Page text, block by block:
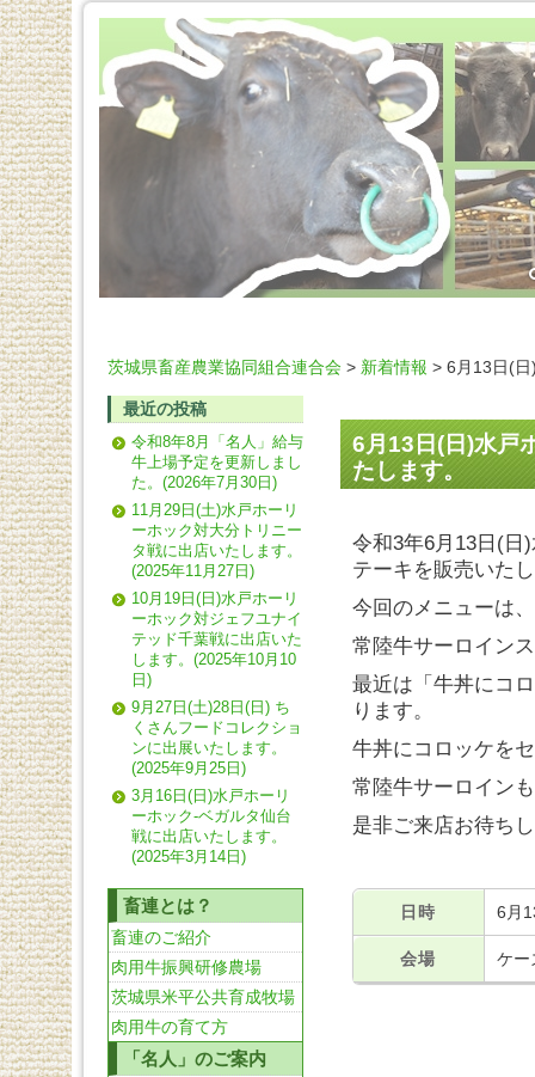
茨城県畜産農業協同組合連合会 > 新着情報 > 6月13日(
6月13日(日)水戸
たします。
令和3年6月13日(日
テーキを販売いた
今回のメニューは
常陸牛サーロイン
最近は「牛丼にコ
ります。
牛丼にコロッケを
常陸牛サーロイン
是非ご来店お待ち
日時 6月
会場 ケー
最近の投稿
令和8年8月「名人」給与
牛上場予定を更新しまし
た。(2026年7月30日)
11月29日(土)水戸ホーリ
ーホック対大分トリニー
タ戦に出店いたします。
(2025年11月27日)
10月19日(日)水戸ホーリ
ーホック対ジェフユナイ
テッド千葉戦に出店いた
します。(2025年10月10
日)
9月27日(土)28日(日) ち
くさんフードコレクショ
ンに出展いたします。
(2025年9月25日)
3月16日(日)水戸ホーリ
ーホック-ベガルタ仙台
戦に出店いたします。
(2025年3月14日)
畜連とは？
畜連のご紹介
肉用牛振興研修農場
茨城県米平公共育成牧場
肉用牛の育て方
「名人」のご案内